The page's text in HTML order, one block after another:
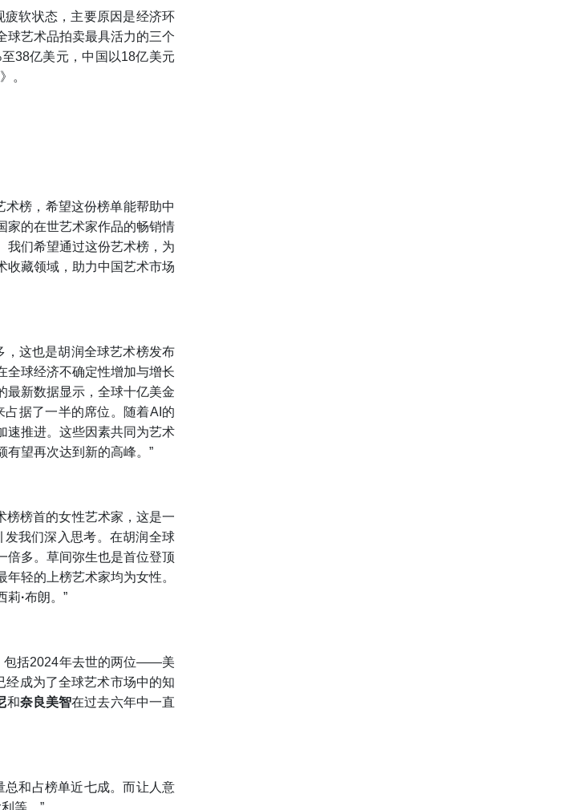
软状态，主要原因是经济环
球艺术品拍卖最具活力的三个
38亿美元，中国以18亿美元
。
榜，希望这份榜单能帮助中
家的在世艺术家作品的畅销情
我们希望通过这份艺术榜，为
收藏领域，助力中国艺术市场
，这也是胡润全球艺术榜发布
全球经济不确定性增加与增长
最新数据显示，全球十亿美金
据了一半的席位。随着AI的
速推进。这些因素共同为艺术
有望再次达到新的高峰。”
榜榜首的女性艺术家，这是一
我们深入思考。在胡润全球
倍多。草间弥生也是首位登顶
轻的上榜艺术家均为女性。
莉·布朗。”
包括2024年去世的两位——美
经成为了全球艺术市场中的知
和奈良美智在过去六年中一直
总和占榜单近七成。而让人意
等。”